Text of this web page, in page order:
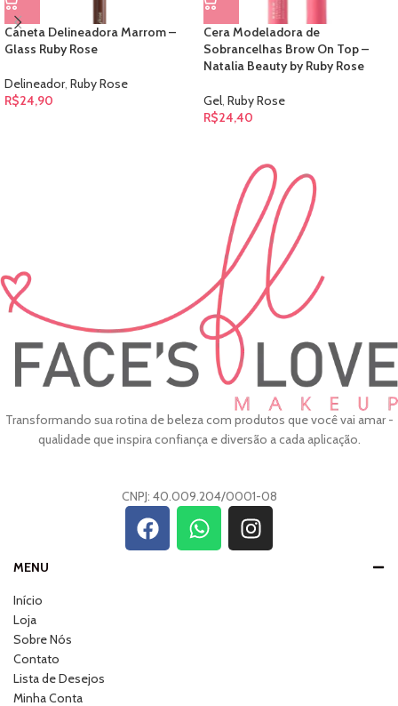
Caneta Delineadora Marrom –
Glass Ruby Rose
Delineador, Ruby Rose
R$24,90
Cera Modeladora de
Sobrancelhas Brow On Top –
Natalia Beauty by Ruby Rose
Gel, Ruby Rose
R$24,40
Transformando sua rotina de beleza com produtos que você vai amar -
qualidade que inspira confiança e diversão a cada aplicação.
CNPJ: 40.009.204/0001-08
MENU
Início
Loja
Sobre Nós
Contato
Lista de Desejos
Minha Conta